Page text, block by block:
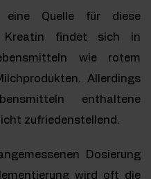
eine Quelle für diese
Kreatin findet sich in
wie rotem
Allerdings
enthaltene
zufriedenstellend.
Dosierung
wird oft die